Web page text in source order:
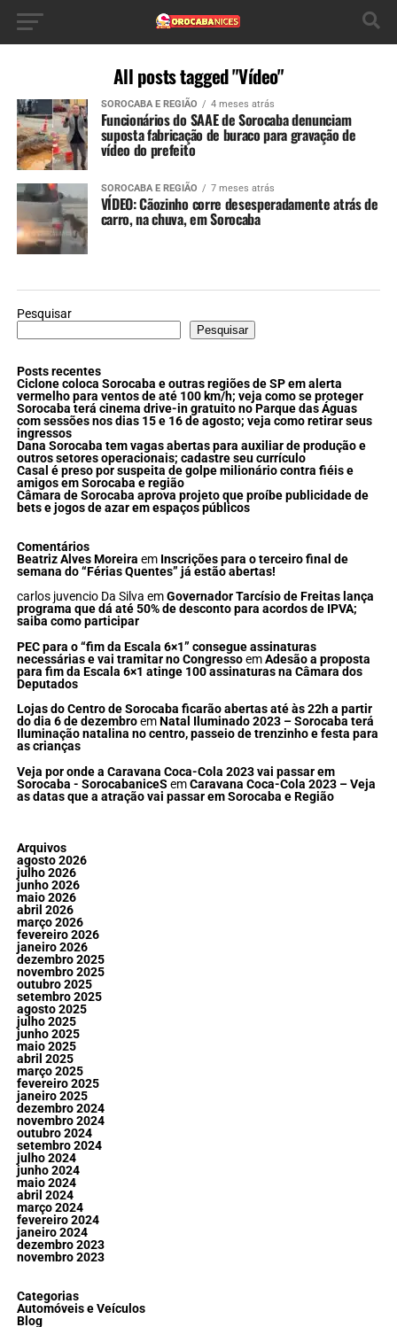
All posts tagged "Vídeo"
SOROCABA E REGIÃO 4 meses atrás
Funcionários do SAAE de Sorocaba denunciam
suposta fabricação de buraco para gravação de
vídeo do prefeito
SOROCABA E REGIÃO 7 meses atrás
VÍDEO: Cãozinho corre desesperadamente atrás de
carro, na chuva, em Sorocaba
Pesquisar
Pesquisar
Posts recentes
Ciclone coloca Sorocaba e outras regiões de SP em alerta
vermelho para ventos de até 100 km/h; veja como se proteger
Sorocaba terá cinema drive-in gratuito no Parque das Águas
com sessões nos dias 15 e 16 de agosto; veja como retirar seus
ingressos
Dana Sorocaba tem vagas abertas para auxiliar de produção e
outros setores operacionais; cadastre seu currículo
Casal é preso por suspeita de golpe milionário contra fiéis e
amigos em Sorocaba e região
Câmara de Sorocaba aprova projeto que proíbe publicidade de
bets e jogos de azar em espaços públicos
Comentários
Beatriz Alves Moreira em Inscrições para o terceiro final de
semana do “Férias Quentes” já estão abertas!
carlos juvencio Da Silva emGovernador Tarcísio de Freitas lança
programa que dá até 50% de desconto para acordos de IPVA;
saiba como participar
PEC para o “fim da Escala 6×1” consegue assinaturas
necessárias e vai tramitar no CongressoemAdesão a proposta
para fim da Escala 6×1 atinge 100 assinaturas na Câmara dos
Deputados
Lojas do Centro de Sorocaba ficarão abertas até às 22h a partir
do dia 6 de dezembroemNatal Iluminado 2023 – Sorocaba terá
Iluminação natalina no centro, passeio de trenzinho e festa para
as crianças
Veja por onde a Caravana Coca-Cola 2023 vai passar em
Sorocaba - SorocabaniceS emCaravana Coca-Cola 2023 – Veja
as datas que a atração vai passar em Sorocaba e Região
Arquivos
agosto 2026
julho 2026
junho 2026
maio 2026
abril 2026
março 2026
fevereiro 2026
janeiro 2026
dezembro 2025
novembro 2025
outubro 2025
setembro 2025
agosto 2025
julho 2025
junho 2025
maio 2025
abril 2025
março 2025
fevereiro 2025
janeiro 2025
dezembro 2024
novembro 2024
outubro 2024
setembro 2024
julho 2024
junho 2024
maio 2024
abril 2024
março 2024
fevereiro 2024
janeiro 2024
dezembro 2023
novembro 2023
Categorias
Automóveis e Veículos
Blog